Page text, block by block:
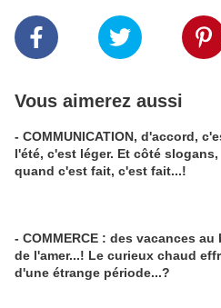
Vous aimerez aussi
- COMMUNICATION, d'accord,
l'été, c'est léger. Et côté slogans,
quand c'est fait, c'est fait...!
- COMMERCE : des vacances au
de l'amer...! Le curieux chaud
d'une étrange période...?